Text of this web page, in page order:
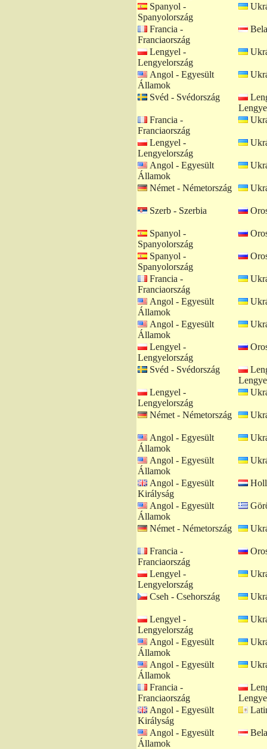
Spanyol -
Spanyolország
Francia -
Franciaország
Lengyel -
Lengyelország
Angol - Egyesült
Államok
Svéd - Svédország
Francia -
Franciaország
Lengyel -
Lengyelország
Angol - Egyesült
Államok
Német - Németország
Szerb - Szerbia
Spanyol -
Spanyolország
Spanyol -
Spanyolország
Francia -
Franciaország
Angol - Egyesült
Államok
Angol - Egyesült
Államok
Lengyel -
Lengyelország
Svéd - Svédország
Lengyel -
Lengyelország
Német - Németország
Angol - Egyesült
Államok
Angol - Egyesült
Államok
Angol - Egyesült
Királyság
Angol - Egyesült
Államok
Német - Németország
Francia -
Franciaország
Lengyel -
Lengyelország
Cseh - Csehország
Lengyel -
Lengyelország
Angol - Egyesült
Államok
Angol - Egyesült
Államok
Francia -
Franciaország
Angol - Egyesült
Királyság
Angol - Egyesült
Államok